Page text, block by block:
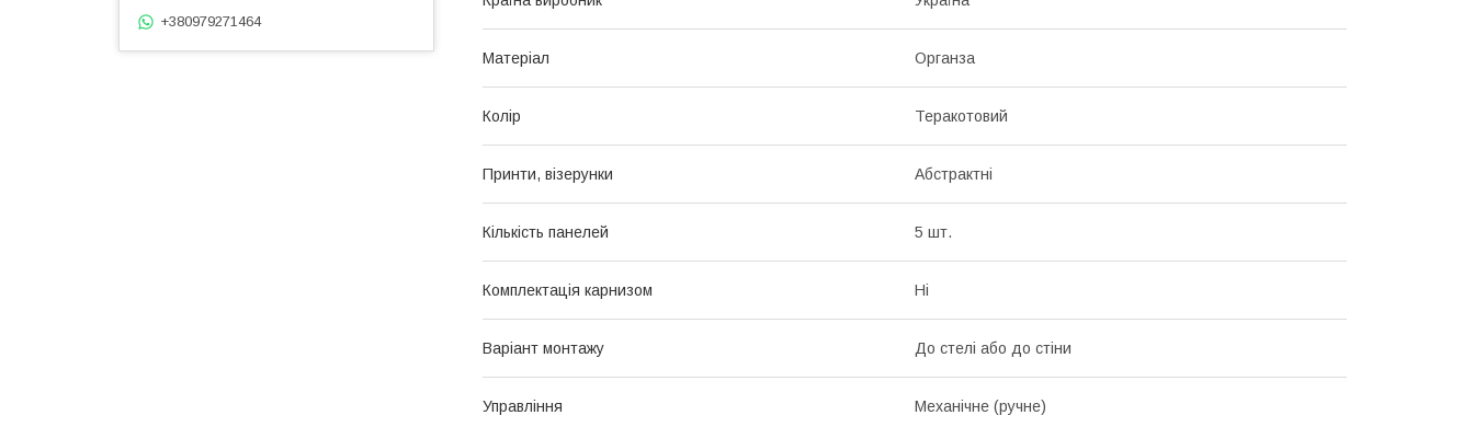
Матеріал Органза
Колір Теракотовий
Принти, візерунки Абстрактні
Кількість панелей 5 шт.
Комплектація карнизом Ні
Варіант монтажу До стелі або до стіни
Управління Механічне (ручне)
+380979271464